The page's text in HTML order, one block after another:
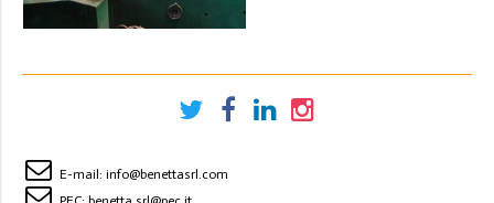
SPECIFICHE TECNICHE:
E-mail: info@benettasrl.com